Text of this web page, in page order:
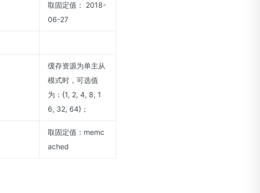
取固定值： 2018-
06-27
缓存资源为单主从
模式时，可选值
为：{1, 2, 4, 8, 1
6, 32, 64}；
取固定值：memc
ached